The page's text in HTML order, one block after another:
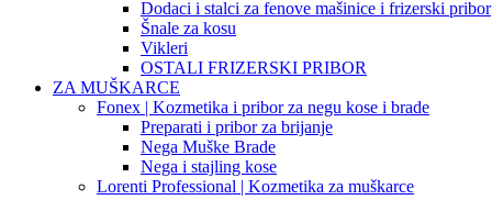
Dodaci i stalci za fenove mašinice i frizerski pribor
Šnale za kosu
Vikleri
OSTALI FRIZERSKI PRIBOR
ZA MUŠKARCE
Fonex | Kozmetika i pribor za negu kose i brade
Preparati i pribor za brijanje
Nega Muške Brade
Nega i stajling kose
Lorenti Professional | Kozmetika za muškarce